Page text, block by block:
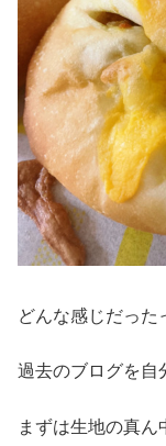
どんな感じだっ
過去のブログを自
まずは生地の真ん